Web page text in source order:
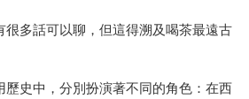
很多話可以聊，但這得溯及喝茶最遠古
歷史中，分別扮演著不同的角色：在西